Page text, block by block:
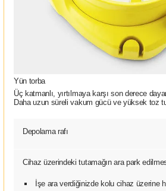
Yün torba
Üç katmanlı, yırtılmaya karşı son derece
Daha uzun süreli vakum gücü ve yüksek toz
Depolama rafı
Cihaz üzerindeki tutamağın ara park
İşe ara verdiğinizde kolu cihaz üzerine